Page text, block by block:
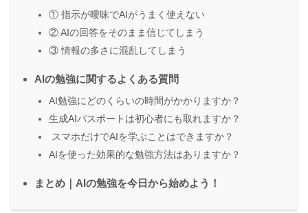
① 指示が曖昧でAIがうまく使えない
② AIの回答をそのまま信じてしまう
③ 情報の多さに混乱してしまう
AIの勉強に関するよくある質問
AI勉強にどのくらいの時間がかかりますか？
生成AIパスポートは初心者にも取れますか？
スマホだけでAIを学ぶことはできますか？
AIを使った効果的な勉強方法はありますか？
まとめ｜AIの勉強を今日から始めよう！